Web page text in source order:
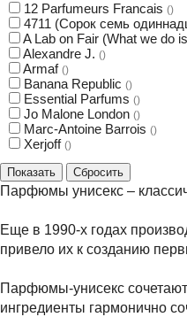
12 Parfumeurs Francais ()
4711 (Сорок семь
A Lab on Fair (What we do
Alexandre J. ()
Armaf ()
Banana Republic ()
Essential Parfums ()
Jo Malone London ()
Marc-Antoine Barrois ()
Xerjoff ()
Парфюмы унисекс –
Еще в 1990-х годах
привело их к созданию
Парфюмы-унисекс
ингредиенты гармонично